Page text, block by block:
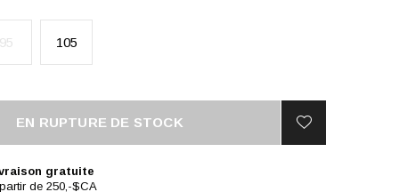
95 105
EN RUPTURE DE STOCK
gratuite
de 250,-$CA